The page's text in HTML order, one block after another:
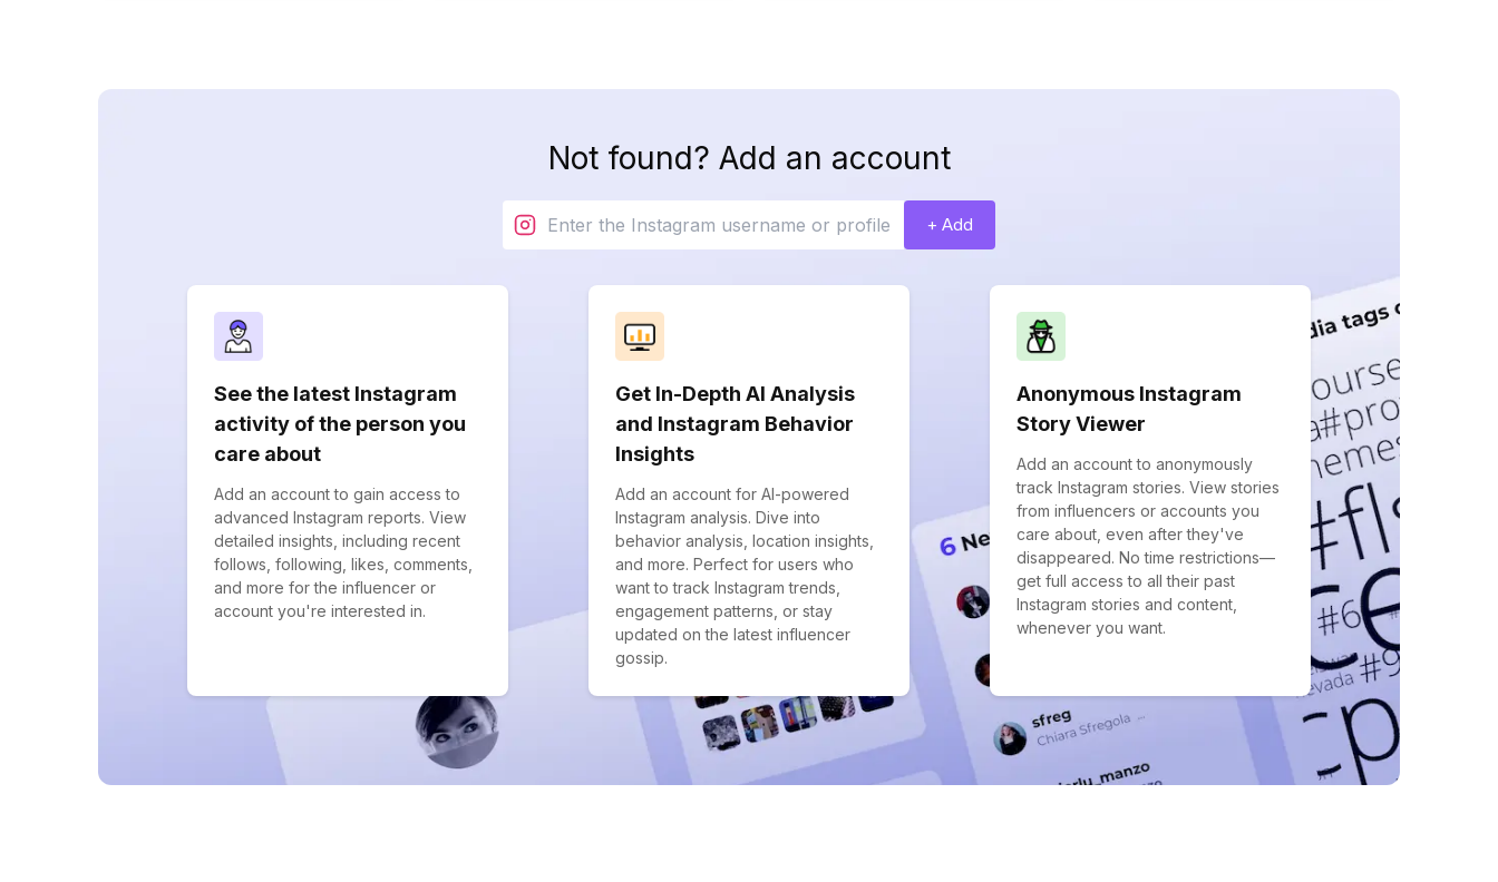
Not found? Add an account
+ Add
See the latest Instagram
activity of the person you
care about
Add an account to gain access to
advanced Instagram reports. View
detailed insights, including recent
follows, following, likes, comments,
and more for the influencer or
account you're interested in.
Get In-Depth AI Analysis
and Instagram Behavior
Insights
Add an account for AI-powered
Instagram analysis. Dive into
behavior analysis, location insights,
and more. Perfect for users who
want to track Instagram trends,
engagement patterns, or stay
updated on the latest influencer
gossip.
Anonymous Instagram
Story Viewer
Add an account to anonymously
track Instagram stories. View stories
from influencers or accounts you
care about, even after they've
disappeared. No time restrictions—
get full access to all their past
Instagram stories and content,
whenever you want.